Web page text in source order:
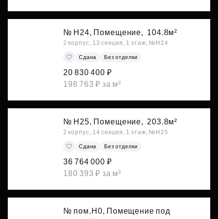
№ Н24, Помещение, 104.8м²
2 корпус, 13 секция, 1 этаж, №Н24
Сдана Без отделки
20 830 400 ₽
198 763 ₽ за м²
№ Н25, Помещение, 203.8м²
2 корпус, 14 секция, 1 этаж, №Н25
Сдана Без отделки
36 764 000 ₽
180 393 ₽ за м²
№ пом.Н0, Помещение под